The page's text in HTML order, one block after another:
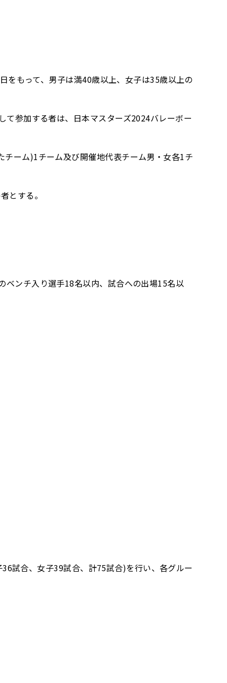
をもって、男子は満40歳以上、女子は35歳以上の
参加する者は、日本マスターズ2024バレーボー
ーム)1チーム及び開催地代表チーム男・女各1チ
とする。
ベンチ入り選手18名以内、試合への出場15名以
試合、女子39試合、計75試合)を行い、各グルー